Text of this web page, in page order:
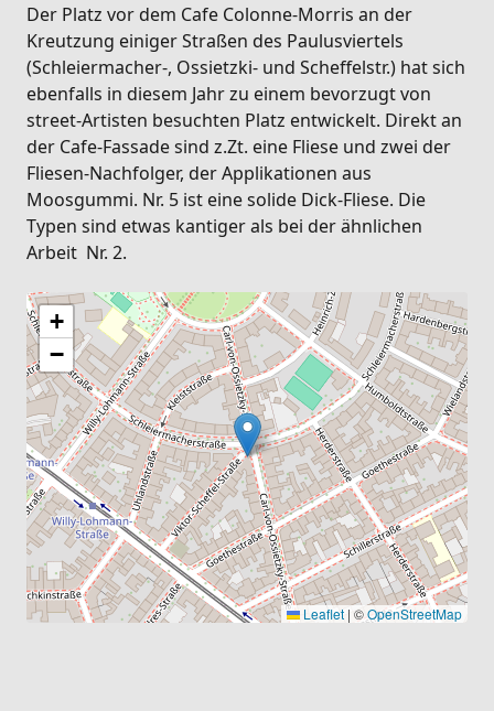
Der Platz vor dem Cafe Colonne-Morris an der
Kreutzung einiger Straßen des Paulusviertels
(Schleiermacher-, Ossietzki- und Scheffelstr.) hat sich
ebenfalls in diesem Jahr zu einem bevorzugt von
street-Artisten besuchten Platz entwickelt. Direkt an
der Cafe-Fassade sind z.Zt. eine Fliese und zwei der
Fliesen-Nachfolger, der Applikationen aus
Moosgummi. Nr. 5 ist eine solide Dick-Fliese. Die
Typen sind etwas kantiger als bei der ähnlichen
Arbeit Nr. 2.
+
−
Leaflet | ©OpenStreetMap